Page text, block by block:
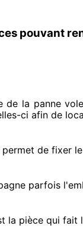
pouvant
de la panne
ci afin de
de fixer
parfois
la pièce qui fait